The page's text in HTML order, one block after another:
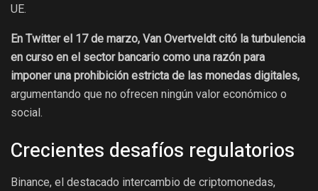
UE.
En Twitter el 17 de marzo, Van Overtveldt citó la turbulencia
en curso en el sector bancario como una razón para
imponer una prohibición estricta de las monedas digitales,
argumentando que no ofrecen ningún valor económico o
social.
Crecientes desafíos regulatorios
Binance, el destacado intercambio de criptomonedas,